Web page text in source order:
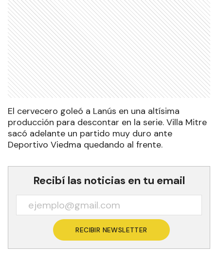
El cervecero goleó a Lanús en una altísima
producción para descontar en la serie. Villa Mitre
sacó adelante un partido muy duro ante
Deportivo Viedma quedando al frente.
Recibí las noticias en tu email
RECIBIR NEWSLETTER